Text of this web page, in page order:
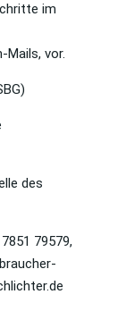
im
Mails, vor.
des
79579,